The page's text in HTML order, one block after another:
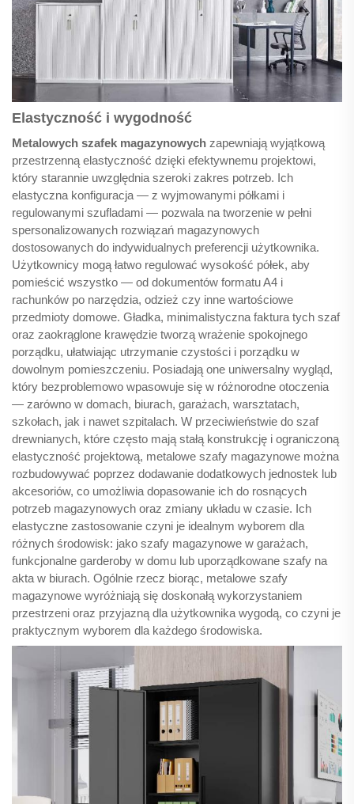
Elastyczność i wygodność
Metalowych szafek magazynowych zapewniają wyjątkową
przestrzenną elastyczność dzięki efektywnemu projektowi,
który starannie uwzględnia szeroki zakres potrzeb. Ich
elastyczna konfiguracja — z wyjmowanymi półkami i
regulowanymi szufladami — pozwala na tworzenie w pełni
spersonalizowanych rozwiązań magazynowych
dostosowanych do indywidualnych preferencji użytkownika.
Użytkownicy mogą łatwo regulować wysokość półek, aby
pomieścić wszystko — od dokumentów formatu A4 i
rachunków po narzędzia, odzież czy inne wartościowe
przedmioty domowe. Gładka, minimalistyczna faktura tych szaf
oraz zaokrąglone krawędzie tworzą wrażenie spokojnego
porządku, ułatwiając utrzymanie czystości i porządku w
dowolnym pomieszczeniu. Posiadają one uniwersalny wygląd,
który bezproblemowo wpasowuje się w różnorodne otoczenia
— zarówno w domach, biurach, garażach, warsztatach,
szkołach, jak i nawet szpitalach. W przeciwieństwie do szaf
drewnianych, które często mają stałą konstrukcję i ograniczoną
elastyczność projektową, metalowe szafy magazynowe można
rozbudowywać poprzez dodawanie dodatkowych jednostek lub
akcesoriów, co umożliwia dopasowanie ich do rosnących
potrzeb magazynowych oraz zmiany układu w czasie. Ich
elastyczne zastosowanie czyni je idealnym wyborem dla
różnych środowisk: jako szafy magazynowe w garażach,
funkcjonalne garderoby w domu lub uporządkowane szafy na
akta w biurach. Ogólnie rzecz biorąc, metalowe szafy
magazynowe wyróżniają się doskonałą wykorzystaniem
przestrzeni oraz przyjazną dla użytkownika wygodą, co czyni je
praktycznym wyborem dla każdego środowiska.